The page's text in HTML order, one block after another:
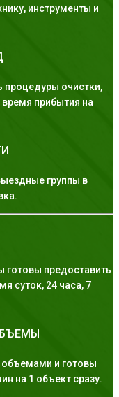
инструменты и
очистки,
прибытия на
группы в
предоставить
суток, 24 часа, 7
и готовы
на 1 объект сразу.